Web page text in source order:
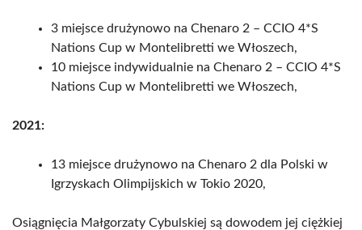
3 miejsce drużynowo na Chenaro 2 – CCIO 4*S
Nations Cup w Montelibretti we Włoszech,
10 miejsce indywidualnie na Chenaro 2 – CCIO 4*S
Nations Cup w Montelibretti we Włoszech,
2021:
13 miejsce drużynowo na Chenaro 2 dla Polski w
Igrzyskach Olimpijskich w Tokio 2020,
Osiągnięcia Małgorzaty Cybulskiej są dowodem jej ciężkiej